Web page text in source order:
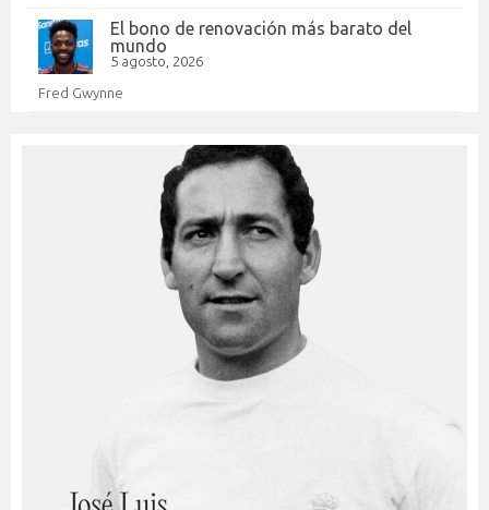
El bono de renovación más barato del
mundo
5 agosto, 2026
Fred Gwynne